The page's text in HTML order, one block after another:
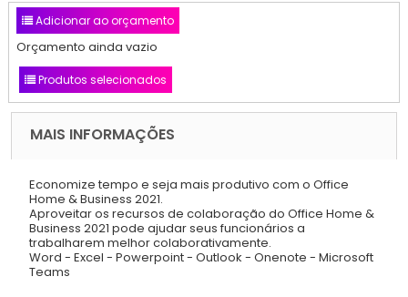
Adicionar ao orçamento
Orçamento ainda vazio
Produtos selecionados
MAIS INFORMAÇÕES
Economize tempo e seja mais produtivo com o Office
Home & Business 2021.
Aproveitar os recursos de colaboração do Office Home &
Business 2021 pode ajudar seus funcionários a
trabalharem melhor colaborativamente.
Word - Excel - Powerpoint - Outlook - Onenote - Microsoft
Teams